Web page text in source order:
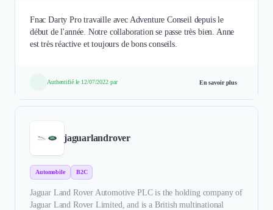
Fnac Darty Pro travaille avec Adventure Conseil depuis le
début de l'année. Notre collaboration se passe très bien. Anne
est très réactive et toujours de bons conseils.
Authentifié le 12/07/2022 par En savoir plus
jaguarlandrover
Automobile B2C
Jaguar Land Rover Automotive PLC is the holding company of
Jaguar Land Rover Limited, and is a British multinational